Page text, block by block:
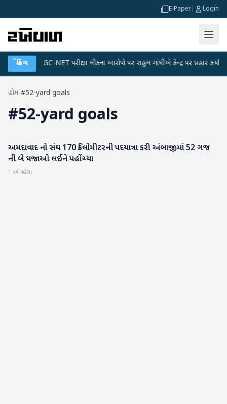
E-Paper Login
બ્રેકિંગ
● UGC-NET પરીક્ષા લીકના આરોપો પર રાહુલ ગાંધીએ કેન્દ્ર પર પ્રહાર કર્યા
હોમ/#52-yard goals
#52-yard goals
ગુજરાત
અમદાવાદ નો સંઘ 170 કિલોમીટરની પદયાત્રા કરી અંબાજીમાં 52 ગજ
ની બે ધજાઓ લઈને પહોંચ્યા
1 વર્ષ પહેલા